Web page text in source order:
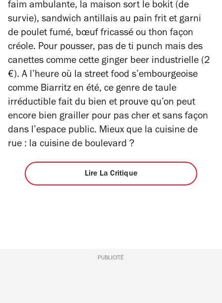
faim ambulante, la maison sort le bokit (de
survie), sandwich antillais au pain frit et garni
de poulet fumé, bœuf fricassé ou thon façon
créole. Pour pousser, pas de ti punch mais des
canettes comme cette ginger beer industrielle (2
€). A l’heure où la street food s’embourgeoise
comme Biarritz en été, ce genre de taule
irréductible fait du bien et prouve qu’on peut
encore bien grailler pour pas cher et sans façon
dans l’espace public. Mieux que la cuisine de
rue : la cuisine de boulevard ?
Lire La Critique
PUBLICITÉ